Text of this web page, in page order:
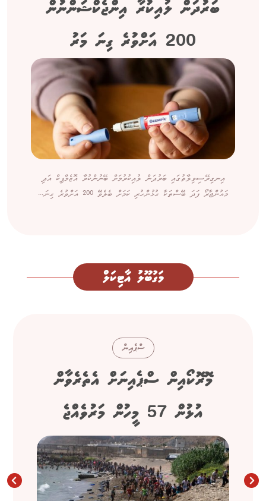
ބަރުދަން ލުއިކުރާ އިންޖެކްޝަންނުން
200 އަށްވުރެ ގިނަ މަރު
އިނގިރޭސިވިލާތުގައި ބަރުދަން ލުއިކުރުމަށް ބޭނުންކުރާ އޮޒެމްޕިކް އަދި
މައުންޖާރޯ ފަދަ ބޭސްތަކާ ގުޅުންހުރި ކަމަށް ބެލެވޭ 200 އަށްވުރެ ގިނަ...
މަގުބޫލު އާޓިކަލް
ސްޕެއިން
މޮރޮކޯއިން ސްޕެއިނަށް އެތެރެވާން
އުޅުން 57 މީހުން މަރުވެއްޖެ